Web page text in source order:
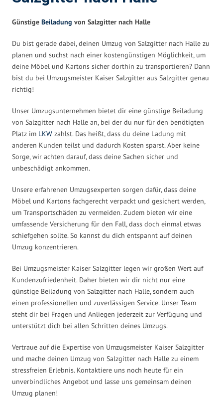
Günstige Beiladung von Salzgitter nach Halle
Du bist gerade dabei, deinen Umzug von Salzgitter nach Halle zu
planen und suchst nach einer kostengünstigen Möglichkeit, um
deine Möbel und Kartons sicher dorthin zu transportieren? Dann
bist du bei Umzugsmeister Kaiser Salzgitter aus Salzgitter genau
richtig!
Unser Umzugsunternehmen bietet dir eine günstige Beiladung
von Salzgitter nach Halle an, bei der du nur für den benötigten
Platz im LKW zahlst. Das heißt, dass du deine Ladung mit
anderen Kunden teilst und dadurch Kosten sparst. Aber keine
Sorge, wir achten darauf, dass deine Sachen sicher und
unbeschädigt ankommen.
Unsere erfahrenen Umzugsexperten sorgen dafür, dass deine
Möbel und Kartons fachgerecht verpackt und gesichert werden,
um Transportschäden zu vermeiden. Zudem bieten wir eine
umfassende Versicherung für den Fall, dass doch einmal etwas
schiefgehen sollte. So kannst du dich entspannt auf deinen
Umzug konzentrieren.
Bei Umzugsmeister Kaiser Salzgitter legen wir großen Wert auf
Kundenzufriedenheit. Daher bieten wir dir nicht nur eine
günstige Beiladung von Salzgitter nach Halle, sondern auch
einen professionellen und zuverlässigen Service. Unser Team
steht dir bei Fragen und Anliegen jederzeit zur Verfügung und
unterstützt dich bei allen Schritten deines Umzugs.
Vertraue auf die Expertise von Umzugsmeister Kaiser Salzgitter
und mache deinen Umzug von Salzgitter nach Halle zu einem
stressfreien Erlebnis. Kontaktiere uns noch heute für ein
unverbindliches Angebot und lasse uns gemeinsam deinen
Umzug planen!